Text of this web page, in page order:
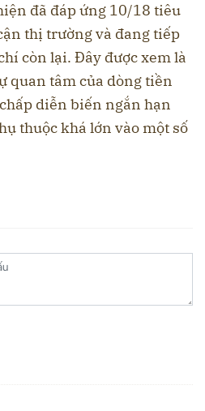
đã đáp ứng 10/18 tiêu
thị trường và đang tiếp
còn lại. Đây được xem là
quan tâm của dòng tiền
diễn biến ngắn hạn
thuộc khá lớn vào một số